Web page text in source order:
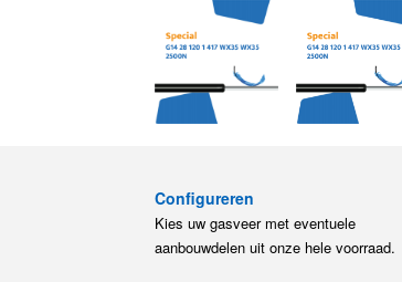
Configureren
Kies uw gasveer met eventuele
aanbouwdelen uit onze hele voorraad.